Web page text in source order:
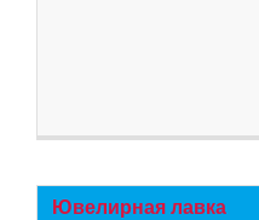
Ювелирная лавка